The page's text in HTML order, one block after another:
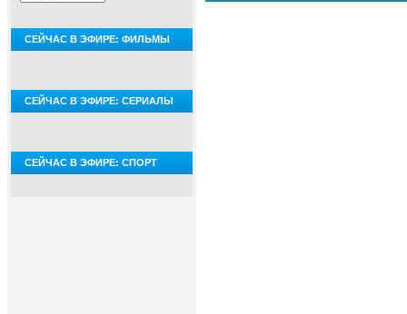
СЕЙЧАС В ЭФИРЕ: ФИЛЬМЫ
СЕЙЧАС В ЭФИРЕ: СЕРИАЛЫ
СЕЙЧАС В ЭФИРЕ: СПОРТ